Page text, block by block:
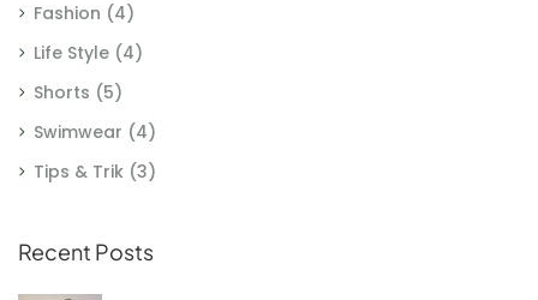
Fashion (4)
Life Style (4)
Shorts (5)
Swimwear (4)
Tips & Trik (3)
Recent Posts